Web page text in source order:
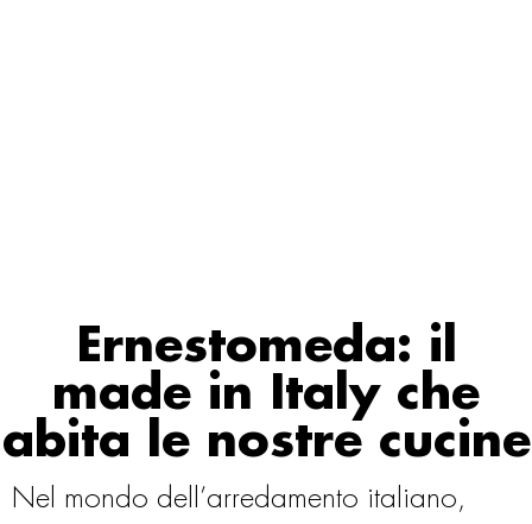
Ernestomeda: il
made in Italy che
abita le nostre cucine
Nel mondo dell’arredamento italiano,